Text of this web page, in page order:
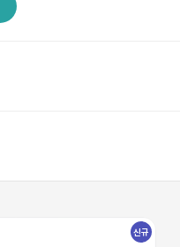
신규